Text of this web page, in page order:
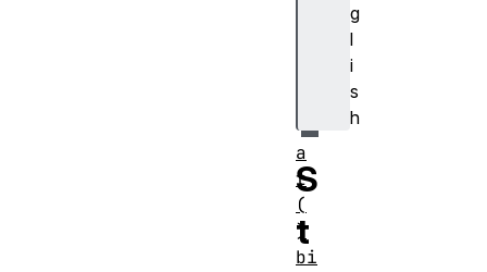
g
l
i
s
h
S
t
a
t
(
)
bi